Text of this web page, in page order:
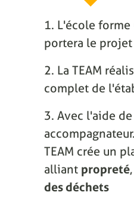
1. L'école forme
portera le projet
2. La TEAM
complet de
3. Avec l'aide
TEAM crée un
alliant propreté,
des déchets